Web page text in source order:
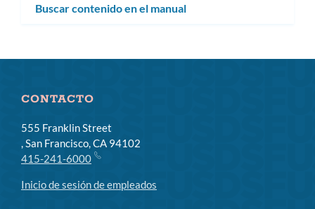
Buscar contenido en el manual
CONTACTO
555 Franklin Street
, San Francisco, CA 94102
415-241-6000
Inicio de sesión de empleados